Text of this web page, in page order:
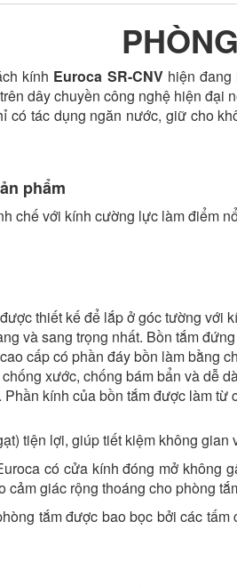
kính Euroca SR-CNVhiện đang
dây chuyền công nghệ hiện
có tác dụng ngăn nước, giữ cho
phẩm
chế với kính cường lực làm điểm
thiết kế để lắp ở góc tường với
và sang trọng nhất. Bồn tắm
cấp có phần đáy bồn làm bằng
xước, chống bám bẩn và dễ
kính của bồn tắm được làm
tiện lợi, giúp tiết kiệm không gian
có cửa kính đóng mở không
cảm giác rộng thoáng cho phòng
tắm được bao bọc bởi các